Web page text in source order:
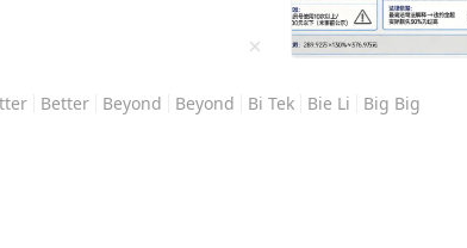
Better Beyond Beyond Bi Tek Bie Li Big Big